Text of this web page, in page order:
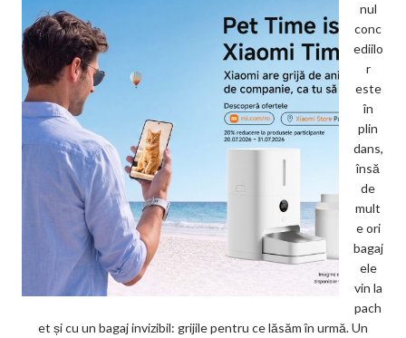
nul
conc
ediilo
r
este
în
plin
dans,
însă
de
mult
e ori
bagaj
ele
vin la
pach
et și cu un bagaj invizibil: grijile pentru ce lăsăm în urmă. Un